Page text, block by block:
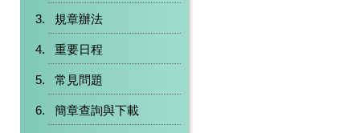
規章辦法
重要日程
常見問題
簡章查詢與下載